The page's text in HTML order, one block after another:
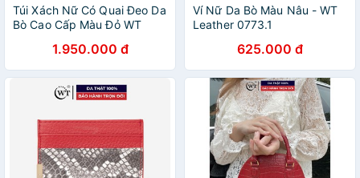
Túi Xách Nữ Có Quai Đeo Da
Bò Cao Cấp Màu Đỏ WT
1.950.000 đ
Ví Nữ Da Bò Màu Nâu - WT
Leather 0773.1
625.000 đ